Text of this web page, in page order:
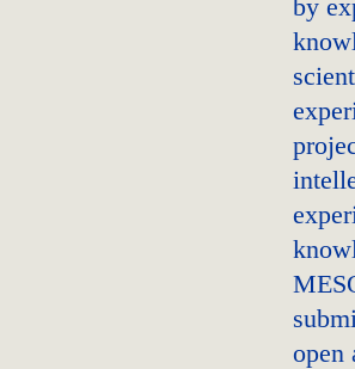
by
open